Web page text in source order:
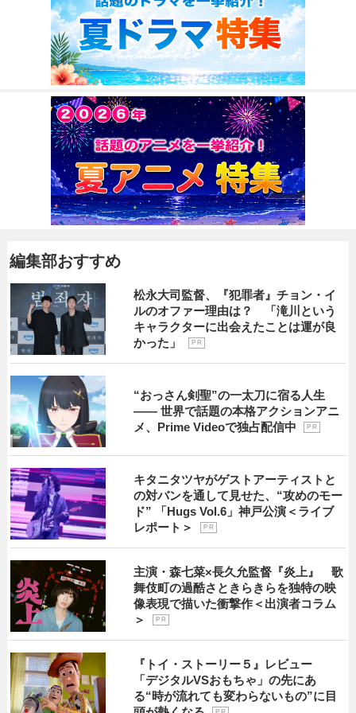
編集部おすすめ
松永大司監督、『犯罪者』チョン・イ
ルのオファー理由は？ 「滝川という
キャラクターに出会えたことは運が良
かった」
P R
“おっさん剣聖”の一太刀に宿る人生
―― 世界で話題の本格アクションアニ
メ、Prime Videoで独占配信中
P R
キタニタツヤがゲストアーティストと
の対バンを通して見せた、“攻めのモー
ド” 「Hugs Vol.6」神戸公演＜ライブ
レポート＞
P R
主演・森七菜×長久允監督『炎上』 歌
舞伎町の過酷さときらきらを独特の映
像表現で描いた衝撃作＜出演者コラム
＞
P R
『トイ・ストーリー５』レビュー
「デジタルVSおもちゃ」の先にあ
る“時が流れても変わらないもの”に目